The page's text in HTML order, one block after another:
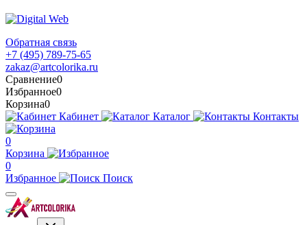
Обратная связь
+7 (495) 789-75-65
zakaz@artcolorika.ru
Сравнение0
Избранное0
Корзина0
Кабинет
Каталог Контакты
0
Корзина
0
Избранное
Поиск